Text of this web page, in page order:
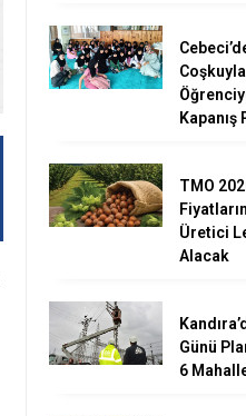
Kapanış
TMO
Üretici
Alacak
Günü
6